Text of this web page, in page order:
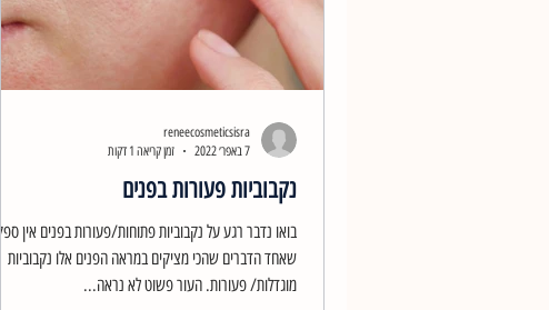
נקבוביות פעורות בפנים
בואו נדבר רגע על נקבוביות פתוחות/פעורות בפנים אין ספק
שאחד הדברים שהכי מציקים במראה הפנים אלו נקבוביות
מוגדלות/ פעורות. העור פשוט לא נראה...
reneecosmeticsisra
7 באפר׳ 2022
זמן קריאה 1 דקות